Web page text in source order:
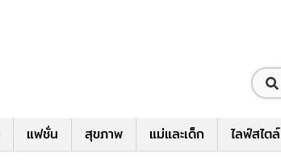
แฟชั่น สุขภาพ แม่และเด็ก ไลฟ์สไตล์